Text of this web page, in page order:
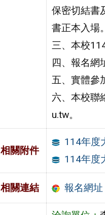
保密切結書
書正本入場。
三、本校
四、報名網
五、實體參
六、本校聯
u.tw。
相關附件
114年度
114年度
相關連結 報名網址